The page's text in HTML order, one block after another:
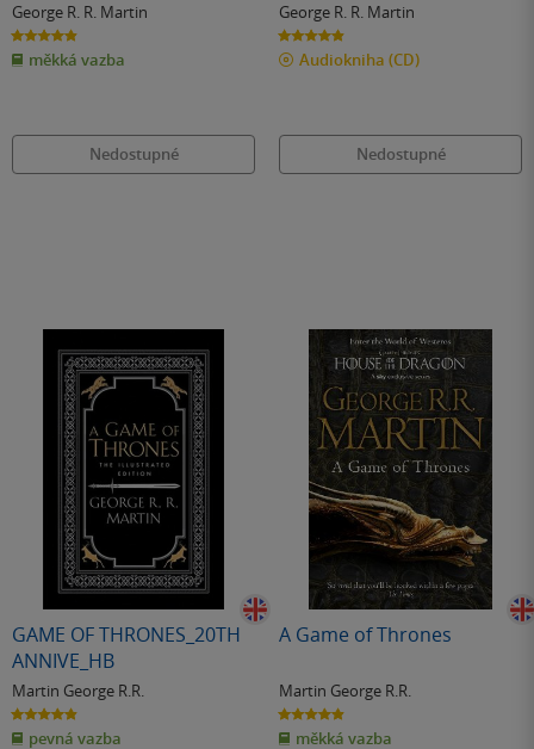
George R. R. Martin
4.9
z
5
hvězdiček
měkká vazba
Nedostupné
George R. R. Martin
4.9
z
5
hvězdiček
Audiokniha (CD)
Nedostupné
GAME OF THRONES_20TH
ANNIVE_HB
Martin George R.R.
4.9
z
5 pevná vazba
A Game of Thrones
Martin George R.R.
4.9
z
5 měkká vazba